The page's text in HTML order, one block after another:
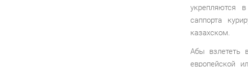
укрепляются
саппорта
казахском.
Абы взлететь
европейской